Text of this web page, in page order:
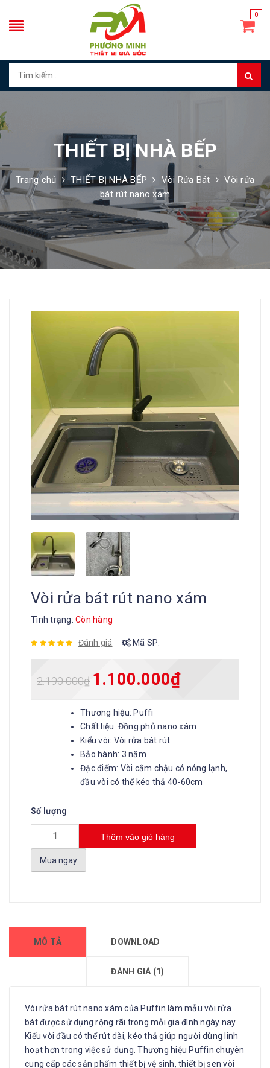
0
THIẾT BỊ NHÀ BẾP
Trang chủ THIẾT BỊ NHÀ BẾP Vòi Rửa Bát
Vòi rửa
bát rút nano xám
Vòi rửa bát rút nano xám
Tình trạng: Còn hàng
Đánh giá Mã SP:
2.190.000₫ 1.100.000₫
Thương hiệu: Puffi
Chất liệu: Đồng phủ nano xám
Kiểu vòi: Vòi rửa bát rút
Bảo hành: 3 năm
Đặc điểm: Vòi cắm chậu có nóng lạnh,
đầu vòi có thể kéo thả 40-60cm
Số lượng
Thêm vào giỏ hàng
Mua ngay
MÔ TẢ DOWNLOAD
ĐÁNH GIÁ (1)
Vòi rửa bát rút nano xám của Puffin làm mẫu vòi rửa
bát được sử dụng rộng rãi trong mỗi gia đình ngày nay.
Kiểu vòi đầu có thể rút dài, kéo thả giúp người dùng linh
hoạt hơn trong việc sử dụng. Thương hiệu Puffin chuyên
cung cấp các sản phẩm thiết bị vệ sinh, thiết bị sen vòi